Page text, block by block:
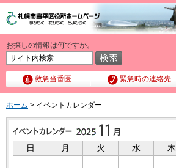
お探しの情報は何ですか。
救急当番医 緊急時の連絡先
ホーム > イベントカレンダー
日 月 火 水 木